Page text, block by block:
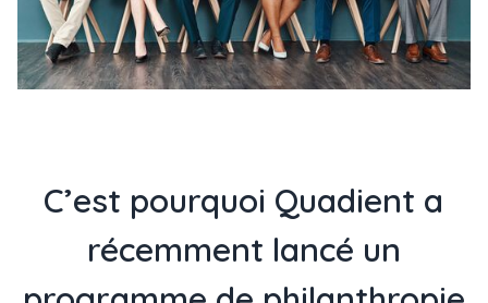
C’est pourquoi Quadient a
récemment lancé un